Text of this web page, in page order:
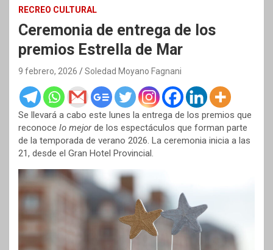
RECREO CULTURAL
Ceremonia de entrega de los
premios Estrella de Mar
9 febrero, 2026 Soledad Moyano Fagnani
Se llevará a cabo este lunes la entrega de los premios que
reconoce lo mejorde los espectáculos que forman parte
de la temporada de verano 2026. La ceremonia inicia a las
21, desde el Gran Hotel Provincial.